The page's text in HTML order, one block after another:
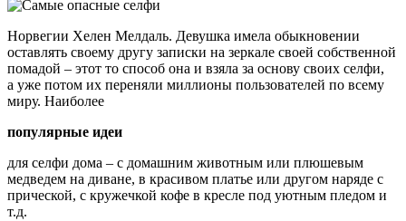
Норвегии Хелен Мелдаль. Девушка имела обыкновении
оставлять своему другу записки на зеркале своей собственной
помадой – этот то способ она и взяла за основу своих селфи,
а уже потом их переняли миллионы пользователей по всему
миру. Наиболее
популярные идеи
для селфи дома – с домашним животным или плюшевым
медведем на диване, в красивом платье или другом наряде с
прической, с кружечкой кофе в кресле под уютным пледом и
т.д.